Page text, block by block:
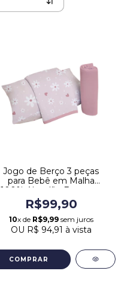
Jogo de Berço 3 peças
para Bebê em Malha
100% Algodão Estampa
Flor Rosa
R$99,90
10x de R$9,99sem juros
OU R$ 94,91 à vista